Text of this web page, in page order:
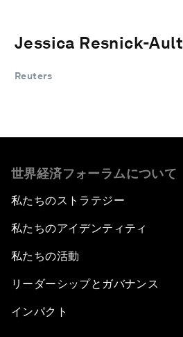
Jessica Resnick-Ault
Reuters
世界経済フォーラムについて
私たちのストラテジー
私たちのアイデンティティ
私たちの活動
リーダーシップとガバナンス
インパクト